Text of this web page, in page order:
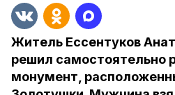
Житель Ессентуков
решил самостоятельно
монумент,